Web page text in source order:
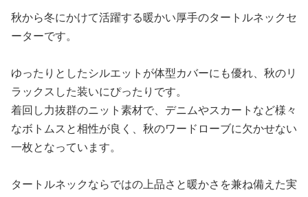
秋から冬にかけて活躍する暖かい厚手のタートルネックセ
ーターです。
ゆったりとしたシルエットが体型カバーにも優れ、秋のリ
ラックスした装いにぴったりです。
着回し力抜群のニット素材で、デニムやスカートなど様々
なボトムスと相性が良く、秋のワードローブに欠かせない
一枚となっています。
タートルネックならではの上品さと暖かさを兼ね備えた実